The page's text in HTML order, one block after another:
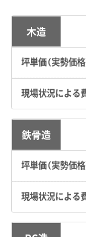
地形・道路
宇陀市は高
な建物構成
解体費用に
地形の特徴
比較的緩や
敷地は広い
つの敷地に
す。
木造
鉄骨造